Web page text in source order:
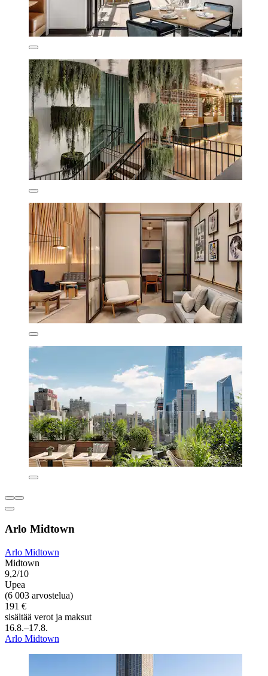
Arlo Midtown
Arlo Midtown
Midtown
9,2/10
Upea
(6 003 arvostelua)
191 €
sisältää verot ja maksut
16.8.–17.8.
Arlo Midtown